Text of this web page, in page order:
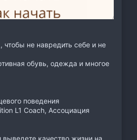
чтобы не навредить себе и не
обувь, одежда и многое
поведения
L1 Coach, Ассоциация
качество жизни на